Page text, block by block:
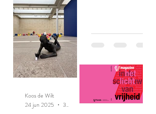
Koos de Wilt
24 jun 2025
3 minuten om te lezen